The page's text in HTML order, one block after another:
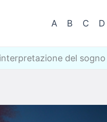
A B C D
del sogno